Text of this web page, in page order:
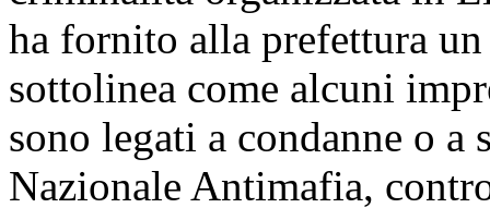
ha fornito alla prefettura
sottolinea come alcuni
sono legati a condanne o
Nazionale Antimafia,